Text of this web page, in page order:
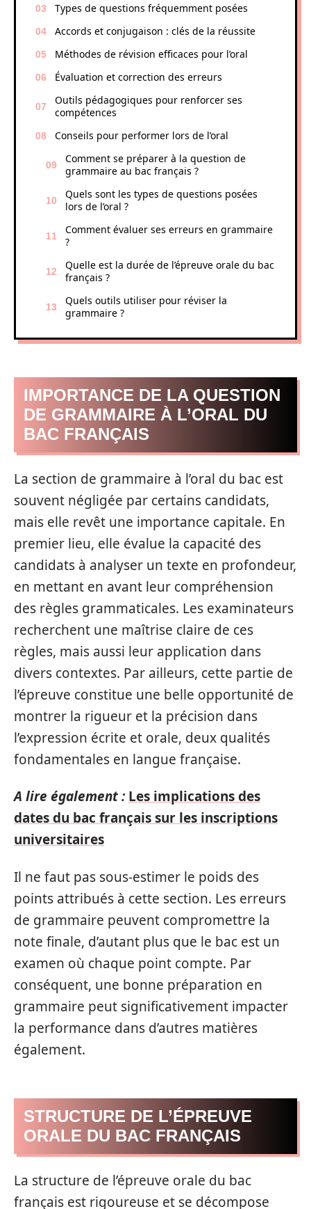
Types de questions fréquemment posées
Accords et conjugaison : clés de la réussite
Méthodes de révision efficaces pour l’oral
Évaluation et correction des erreurs
Outils pédagogiques pour renforcer ses
compétences
Conseils pour performer lors de l’oral
Comment se préparer à la question de
grammaire au bac français ?
Quels sont les types de questions posées
lors de l’oral ?
Comment évaluer ses erreurs en grammaire
?
Quelle est la durée de l’épreuve orale du bac
français ?
Quels outils utiliser pour réviser la
grammaire ?
IMPORTANCE DE LA QUESTION
DE GRAMMAIRE À L’ORAL DU
BAC FRANÇAIS
La section de grammaire à l’oral du bac est
souvent négligée par certains candidats,
mais elle revêt une importance capitale. En
premier lieu, elle évalue la capacité des
candidats à analyser un texte en profondeur,
en mettant en avant leur compréhension
des règles grammaticales. Les examinateurs
recherchent une maîtrise claire de ces
règles, mais aussi leur application dans
divers contextes. Par ailleurs, cette partie de
l’épreuve constitue une belle opportunité de
montrer la rigueur et la précision dans
l’expression écrite et orale, deux qualités
fondamentales en langue française.
A lire également : Les implications des
dates du bac français sur les inscriptions
universitaires
Il ne faut pas sous-estimer le poids des
points attribués à cette section. Les erreurs
de grammaire peuvent compromettre la
note finale, d’autant plus que le bac est un
examen où chaque point compte. Par
conséquent, une bonne préparation en
grammaire peut significativement impacter
la performance dans d’autres matières
également.
STRUCTURE DE L’ÉPREUVE
ORALE DU BAC FRANÇAIS
La structure de l’épreuve orale du bac
français est rigoureuse et se décompose